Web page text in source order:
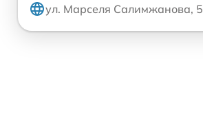
ул. Марселя Салимжанова, 5